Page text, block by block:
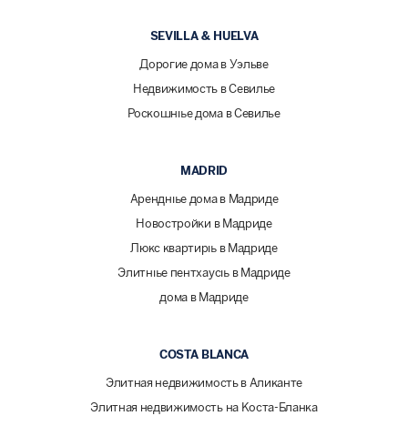
SEVILLA & HUELVA
Дорогие дома в Уэльве
Недвижимость в Севилье
Роскошные дома в Севилье
MADRID
Арендные дома в Мадриде
Новостройки в Мадриде
Люкс квартиры в Мадриде
Элитные пентхаусы в Мадриде
дома в Мадриде
COSTA BLANCA
Элитная недвижимость в Аликанте
Элитная недвижимость на Коста-Бланка